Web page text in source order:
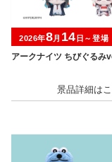
アークナイツ ちびぐるみ
2026年8月 14 日～登場